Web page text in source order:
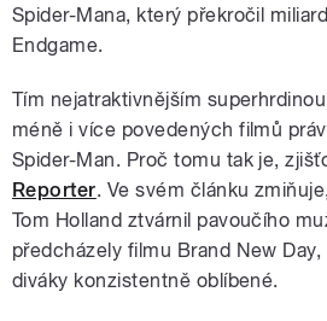
Spider-Mana, který překročil
Endgame.
Tím nejatraktivnějším
méně i více povedených filmů
Spider-Man. Proč tomu tak je,
Reporter. Ve svém článku
Tom Holland ztvárnil pavoučího
předcházely filmu Brand New
diváky konzistentně oblíbené.